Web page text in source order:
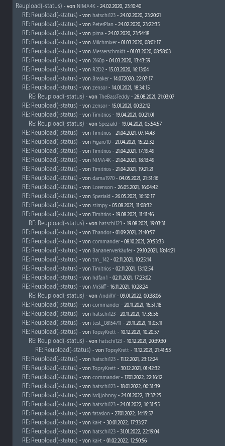
Reupload(-status) - von NIMA4K - 24.02.2020, 23:10:40
RE: Reupload(-status) - von hatschi123 - 24.02.2020, 23:20:21
RE: Reupload(-status) - von PeterPlan - 24.02.2020, 23:22:35
RE: Reupload(-status) - von pima - 24.02.2020, 23:54:18
RE: Reupload(-status) - von Milchmixer- 01.03.2020, 08:01:17
RE: Reupload(-status) - von Messerschmidt - 01.03.2020, 08:58:03
RE: Reupload(-status) - von 2160p - 04.03.2020, 13:43:59
RE: Reupload(-status) - von R2D2 - 15.03.2020, 16:13:04
RE: Reupload(-status) - von Breaker- 14.07.2020, 22:07:17
RE: Reupload(-status) - von zensor- 14.01.2021, 18:34:15
RE: Reupload(-status) - von TheBassTeddy - 28.08.2021, 21:03:07
RE: Reupload(-status) - von zensor- 15.01.2021, 00:32:12
RE: Reupload(-status) - von Timitrios - 19.04.2021, 00:21:01
RE: Reupload(-status) - von Speziald - 19.04.2021, 05:54:57
RE: Reupload(-status) - von Timitrios - 21.04.2021, 07:14:43
RE: Reupload(-status) - von Figaro10 - 21.04.2021, 15:22:32
RE: Reupload(-status) - von Timitrios - 21.04.2021, 17:19:49
RE: Reupload(-status) - von NIMA4K - 21.04.2021, 18:13:49
RE: Reupload(-status) - von Timitrios - 21.04.2021, 19:21:21
RE: Reupload(-status) - von dama1970 - 04.05.2021, 21:51:16
RE: Reupload(-status) - von Lorenson - 26.05.2021, 16:04:42
RE: Reupload(-status) - von Speziald - 26.05.2021, 16:50:17
RE: Reupload(-status) - von stimpy - 05.08.2021, 11:08:32
RE: Reupload(-status) - von Timitrios - 19.08.2021, 11:11:46
RE: Reupload(-status) - von hatschi123 - 19.08.2021, 19:03:31
RE: Reupload(-status) - von Thandor- 01.09.2021, 21:40:57
RE: Reupload(-status) - von commander- 08.10.2021, 20:53:33
RE: Reupload(-status) - von Bananenverkäufer- 29.10.2021, 18:44:21
RE: Reupload(-status) - von tm_142 - 02.11.2021, 10:25:14
RE: Reupload(-status) - von Timitrios - 02.11.2021, 13:12:54
RE: Reupload(-status) - von hdfan1 - 02.11.2021, 17:23:02
RE: Reupload(-status) - von MrSliff- 16.11.2021, 10:28:24
RE: Reupload(-status) - von AndiRV - 09.01.2022, 00:38:06
RE: Reupload(-status) - von commander- 20.11.2021, 16:51:18
RE: Reupload(-status) - von hatschi123 - 20.11.2021, 17:35:56
RE: Reupload(-status) - von test_08154711 - 29.11.2021, 11:05:11
RE: Reupload(-status) - von TopsyKrett - 10.12.2021, 10:20:57
RE: Reupload(-status) - von hatschi123 - 10.12.2021, 20:39:30
RE: Reupload(-status) - von TopsyKrett - 11.12.2021, 21:41:53
RE: Reupload(-status) - von hatschi123 - 11.12.2021, 23:12:24
RE: Reupload(-status) - von TopsyKrett - 30.12.2021, 01:42:32
RE: Reupload(-status) - von commander- 17.01.2022, 22:16:12
RE: Reupload(-status) - von hatschi123 - 18.01.2022, 00:31:39
RE: Reupload(-status) - von lvdjjohnny - 24.01.2022, 13:37:25
RE: Reupload(-status) - von hatschi123 - 24.01.2022, 16:31:55
RE: Reupload(-status) - von fataslon - 27.01.2022, 14:15:57
RE: Reupload(-status) - von kai-t - 30.01.2022, 17:33:27
RE: Reupload(-status) - von hatschi123 - 31.01.2022, 22:19:04
RE: Reupload(-status) - von kai-t - 01.02.2022, 12:50:56